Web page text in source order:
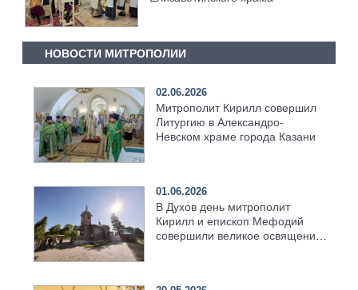
НОВОСТИ МИТРОПОЛИИ
02.06.2026
Митрополит Кирилл совершил
Литургию в Александро-
Невском храме города Казани
01.06.2026
В Духов день митрополит
Кирилл и епископ Мефодий
совершили великое освящение